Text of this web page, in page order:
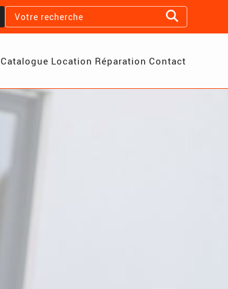
Catalogue Location Réparation Contact